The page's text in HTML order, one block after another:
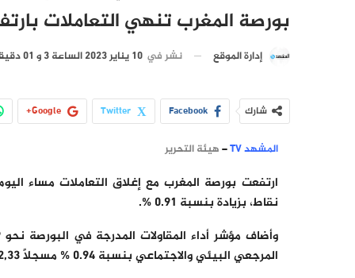
بورصة المغرب تنهي التعاملات بارتفاع
إدارة الموقع نشر في 10 يناير 2023 الساعة 3 و 01 دقيقة
شارك Facebook
Twitter
Google+
المشهد TV –هيئة التحرير
نقاط، بزيادة بنسبة 0.91 %.
المرجعي البيئي والاجتماعي بنسبة 0.94 % مسجلاً 782,33 نقطة.